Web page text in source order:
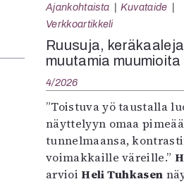
Ajankohtaista
Kuvataide
Verkkoartikkeli
Ruusuja,
muutamia muumioita
4/2026
”Toistuva yö taustalla
näyttelyyn omaa
tunnelmaansa,
voimakkaille väreille.”
arvioiHeli Tuhkasen